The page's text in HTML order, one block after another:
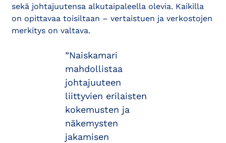
sekä johtajuutensa alkutaipaleella olevia. Kaikilla
on opittavaa toisiltaan – vertaistuen ja verkostojen
merkitys on valtava.
”Naiskamari
mahdollistaa
johtajuuteen
liittyvien erilaisten
kokemusten ja
näkemysten
jakamisen